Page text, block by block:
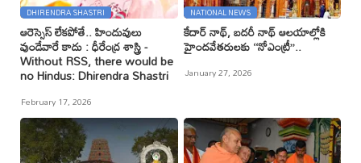
DHIRENDRA SHASTRI
ఆరెస్సెస్ లేకపోతే.. హిందువులు
వుండేవారే కాదు : ధీరేంద్ర శాస్త్రి -
Without RSS, there would be
no Hindus: Dhirendra Shastri
February 17, 2026
NATIONAL NEWS
కేదార్ నాథ్, బదరీ నాథ్ ఆలయాల్లోకి
హైందవేతరులకు ‘‘నోఎంట్రీ’’..
January 27, 2026